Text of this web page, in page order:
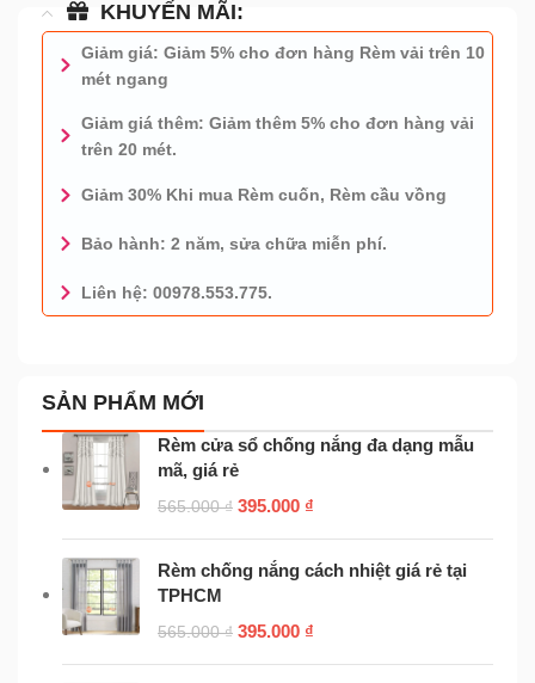
KHUYẾN MÃI:
Giảm giá: Giảm 5% cho đơn hàng Rèm vải trên 10
mét ngang
Giảm giá thêm: Giảm thêm 5% cho đơn hàng vải
trên 20 mét.
Giảm 30% Khi mua Rèm cuốn, Rèm cầu vồng
Bảo hành: 2 năm, sửa chữa miễn phí.
Liên hệ: 00978.553.775.
0978.553.775 - TƯ VẤN MIỄN PHÍ
SẢN PHẨM MỚI
Rèm cửa sổ chống nắng đa dạng mẫu
mã, giá rẻ
565.000₫ 395.000 ₫
Rèm chống nắng cách nhiệt giá rẻ tại
TPHCM
565.000₫ 395.000 ₫